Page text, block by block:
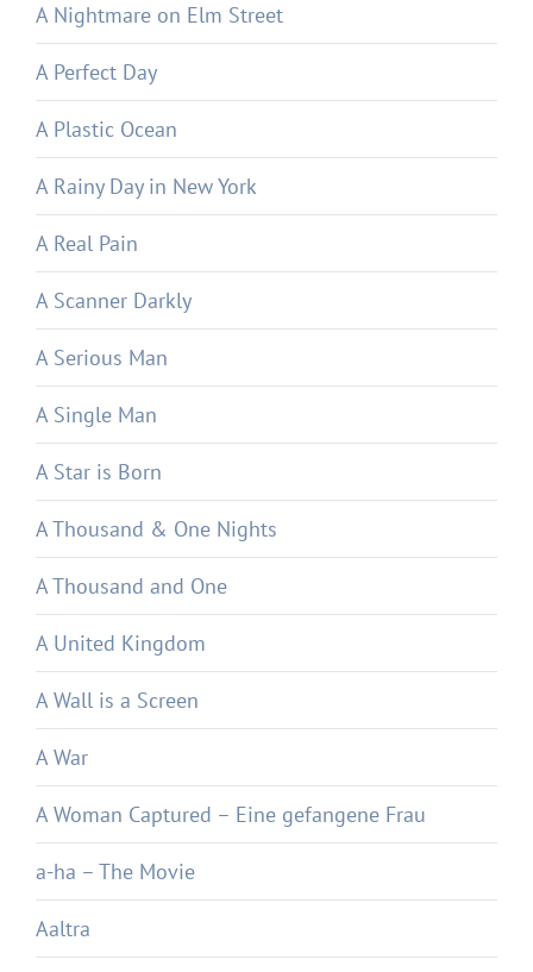
A Nightmare on Elm Street
A Perfect Day
A Plastic Ocean
A Rainy Day in New York
A Real Pain
A Scanner Darkly
A Serious Man
A Single Man
A Star is Born
A Thousand & One Nights
A Thousand and One
A United Kingdom
A Wall is a Screen
A War
A Woman Captured – Eine gefangene Frau
a-ha – The Movie
Aaltra